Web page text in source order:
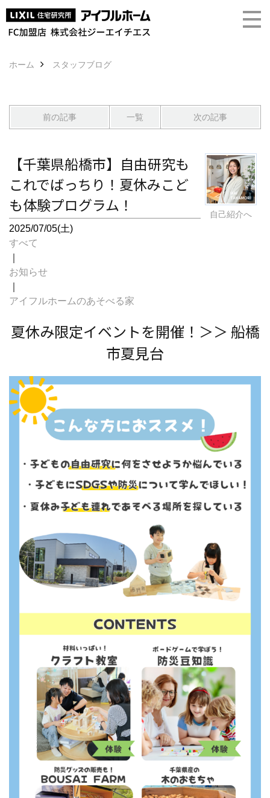
ホーム スタッフブログ
前の記事 一覧 次の記事
自己紹介へ
【千葉県船橋市】自由研究も
これでばっちり！夏休みこど
も体験プログラム！
2025/07/05(土)
すべて
お知らせ
アイフルホームのあそべる家
夏休み限定イベントを開催！＞＞ 船橋
市夏見台